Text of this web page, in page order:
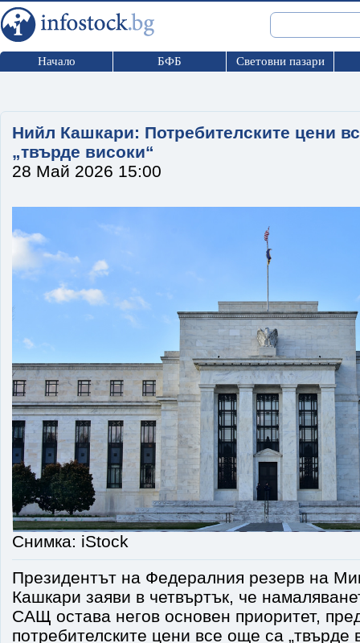
Начало БФБ Световни пазари
Нийл Кашкари: Потребителските цени
„твърде високи“
28 Май 2026 15:00
Снимка: iStock
Президентът на Федералния резерв на
Кашкари заяви в четвъртък, че
САЩ остава негов основен приоритет,
потребителските цени все още са „твърде